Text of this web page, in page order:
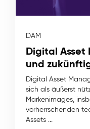
DAM
Digital Asset
und
Digital Asset
sich als äußerst
Markenimages,
vorherrschenden
Assets ...